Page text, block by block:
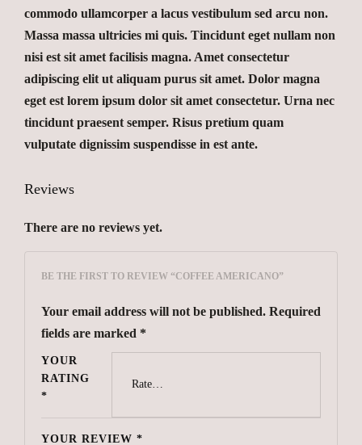
commodo ullamcorper a lacus vestibulum sed arcu non.
Massa massa ultricies mi quis. Tincidunt eget nullam non
nisi est sit amet facilisis magna. Amet consectetur
adipiscing elit ut aliquam purus sit amet. Dolor magna
eget est lorem ipsum dolor sit amet consectetur. Urna nec
tincidunt praesent semper. Risus pretium quam
vulputate dignissim suspendisse in est ante.
Reviews
There are no reviews yet.
BE THE FIRST TO REVIEW “COFFEE AMERICANO”
Your email address will not be published. Required
fields are marked *
YOUR
RATING
*
YOUR REVIEW *